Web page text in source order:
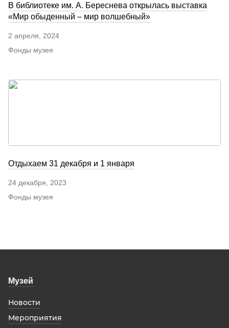
В библиотеке им. А. Береснева открылась выставка
«Мир обыденный – мир волшебный»
2 апреля, 2024
Фонды музея
Отдыхаем 31 декабря и 1 января
24 декабря, 2023
Фонды музея
Музей
Новости
Мероприятия